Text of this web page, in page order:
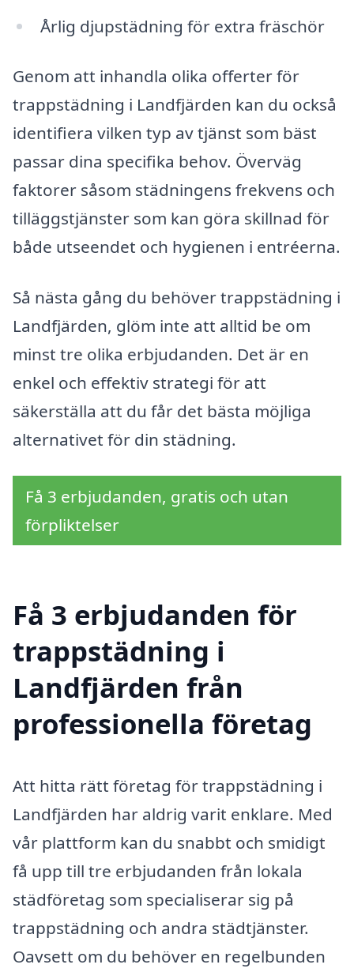
Årlig djupstädning för extra fräschör
Genom att inhandla olika offerter för
trappstädning i Landfjärden kan du också
identifiera vilken typ av tjänst som bäst
passar dina specifika behov. Överväg
faktorer såsom städningens frekvens och
tilläggstjänster som kan göra skillnad för
både utseendet och hygienen i entréerna.
Så nästa gång du behöver trappstädning i
Landfjärden, glöm inte att alltid be om
minst tre olika erbjudanden. Det är en
enkel och effektiv strategi för att
säkerställa att du får det bästa möjliga
alternativet för din städning.
Få 3 erbjudanden, gratis och utan
förpliktelser
Få 3 erbjudanden för
trappstädning i
Landfjärden från
professionella företag
Att hitta rätt företag för trappstädning i
Landfjärden har aldrig varit enklare. Med
vår plattform kan du snabbt och smidigt
få upp till tre erbjudanden från lokala
städföretag som specialiserar sig på
trappstädning och andra städtjänster.
Oavsett om du behöver en regelbunden